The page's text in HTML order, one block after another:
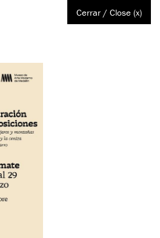
Cerrar / Close (x)